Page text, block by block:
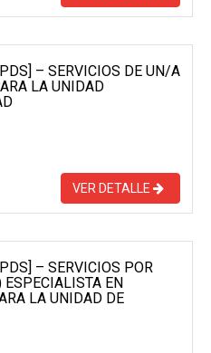
– SERVICIOS DE UN/A
LA UNIDAD
VER DETALLE
– SERVICIOS POR
EN
LA UNIDAD DE